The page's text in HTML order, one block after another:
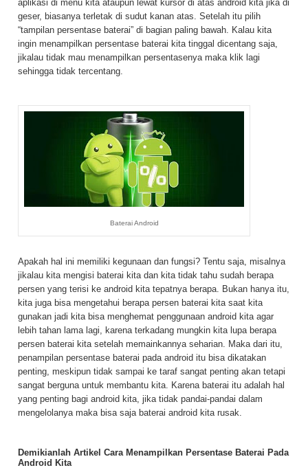
aplikasi di menu kita ataupun lewat kursor di atas android kita jika di
geser, biasanya terletak di sudut kanan atas. Setelah itu pilih
“tampilan persentase baterai” di bagian paling bawah. Kalau kita
ingin menampilkan persentase baterai kita tinggal dicentang saja,
jikalau tidak mau menampilkan persentasenya maka klik lagi
sehingga tidak tercentang.
Baterai Android
Apakah hal ini memiliki kegunaan dan fungsi? Tentu saja, misalnya
jikalau kita mengisi baterai kita dan kita tidak tahu sudah berapa
persen yang terisi ke android kita tepatnya berapa. Bukan hanya itu,
kita juga bisa mengetahui berapa persen baterai kita saat kita
gunakan jadi kita bisa menghemat penggunaan android kita agar
lebih tahan lama lagi, karena terkadang mungkin kita lupa berapa
persen baterai kita setelah memainkannya seharian. Maka dari itu,
penampilan persentase baterai pada android itu bisa dikatakan
penting, meskipun tidak sampai ke taraf sangat penting akan tetapi
sangat berguna untuk membantu kita. Karena baterai itu adalah hal
yang penting bagi android kita, jika tidak pandai-pandai dalam
mengelolanya maka bisa saja baterai android kita rusak.
Demikianlah Artikel Cara Menampilkan Persentase Baterai Pada
Android Kita